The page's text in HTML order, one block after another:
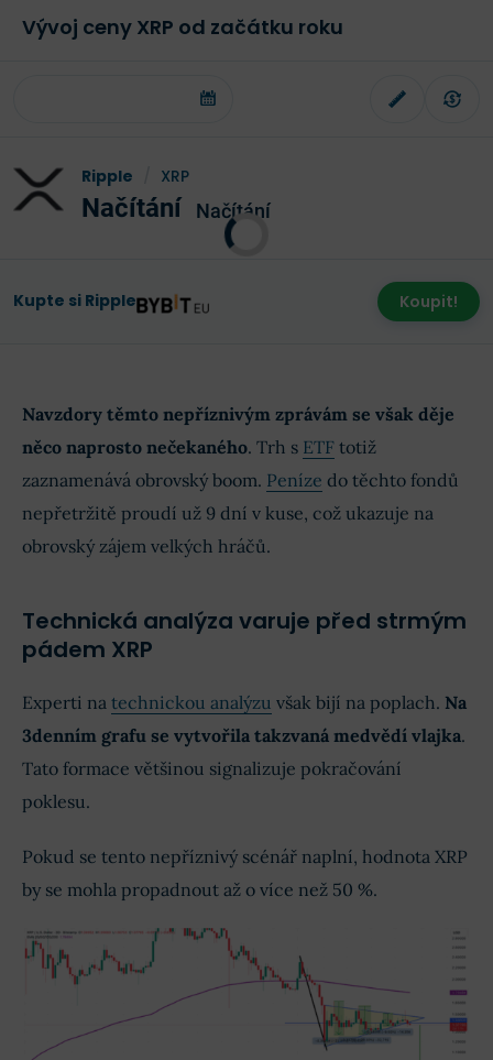
Vývoj ceny XRP od začátku roku
Ripple XRP
Načítání Načítání
Kupte si Ripple Koupit!
Navzdory těmto nepříznivým zprávám se však děje
něco naprosto nečekaného. Trh s ETF totiž
zaznamenává obrovský boom. Peníze do těchto fondů
nepřetržitě proudí už 9 dní v kuse, což ukazuje na
obrovský zájem velkých hráčů.
Technická analýza varuje před strmým
pádem XRP
Experti na technickou analýzu však bijí na poplach. Na
3denním grafu se vytvořila takzvaná medvědí vlajka.
Tato formace většinou signalizuje pokračování
poklesu.
Pokud se tento nepříznivý scénář naplní, hodnota XRP
by se mohla propadnout až o více než 50 %.